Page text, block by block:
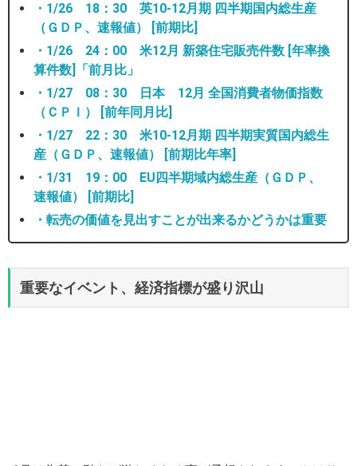
・1/26 18：30 英10-12月期 四半期国内総生産
（ＧＤＰ、速報値） [前期比]
・1/26 24：00 米12月 新築住宅販売件数 [年率換
算件数]「前月比」
・1/27 08：30 日本 12月 全国消費者物価指数
（ＣＰＩ） [前年同月比]
・1/27 22：30 米10-12月期 四半期実質国内総生
産（ＧＤＰ、速報値） [前期比年率]
・1/31 19：00 EU四半期域内総生産（ＧＤＰ、
速報値） [前期比]
・転売の価値を見出すことが出来るかどうかは重要
重要なイベント、経済指標が盛り沢山